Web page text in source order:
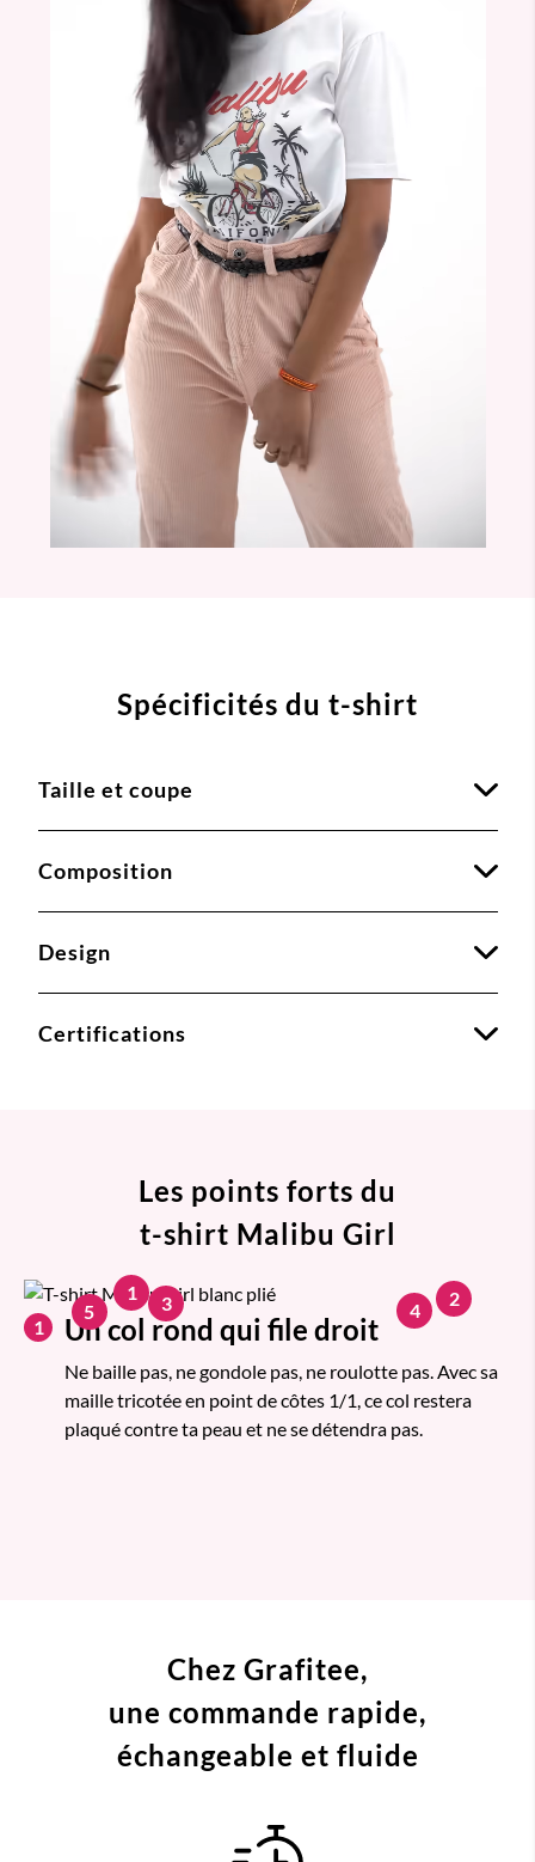
Spécificités du t-shirt
Taille et coupe
Composition
Design
Certifications
Les points forts du
t-shirt Malibu Girl
1 Un col rond qui file droit
Ne baille pas, ne gondole pas, ne roulotte pas. Avec sa
maille tricotée en point de côtes 1/1, ce col restera
plaqué contre ta peau et ne se détendra pas.
1 2
3 4
5
Chez Grafitee,
une commande rapide,
échangeable et fluide